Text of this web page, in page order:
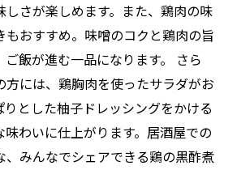
しさが楽しめます。また、鶏肉の味
もおすすめ。味噌のコクと鶏肉の旨
飯が進む一品になります。 さら
方には、鶏胸肉を使ったサラダがお
とした柚子ドレッシングをかける
味わいに仕上がります。居酒屋での
、みんなでシェアできる鶏の黒酢煮